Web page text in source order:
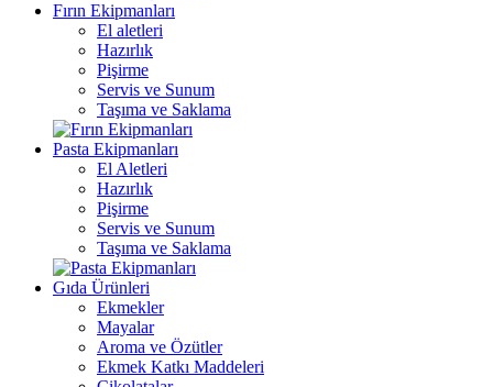
Fırın Ekipmanları
El aletleri
Hazırlık
Pişirme
Servis ve Sunum
Taşıma ve Saklama
Pasta Ekipmanları
El Aletleri
Hazırlık
Pişirme
Servis ve Sunum
Taşıma ve Saklama
Gıda Ürünleri
Ekmekler
Mayalar
Aroma ve Özütler
Ekmek Katkı Maddeleri